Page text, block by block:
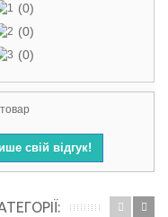
(0)
(0)
(0)
свій відгук!